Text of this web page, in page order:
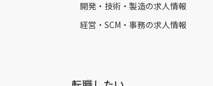
開発・技術・製造の求人情報
経営・SCM・事務の求人情報